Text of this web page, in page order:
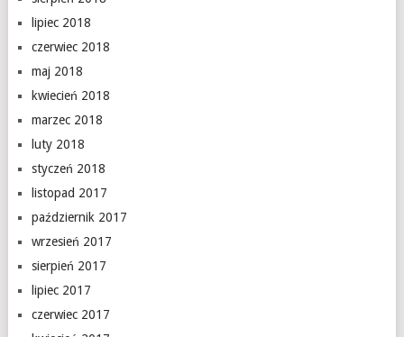
lipiec 2018
czerwiec 2018
maj 2018
kwiecień 2018
marzec 2018
luty 2018
styczeń 2018
listopad 2017
październik 2017
wrzesień 2017
sierpień 2017
lipiec 2017
czerwiec 2017